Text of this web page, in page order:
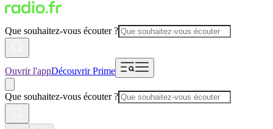
Que souhaitez-vous écouter ?
Ouvrir l'appDécouvrir Prime
Que souhaitez-vous écouter ?